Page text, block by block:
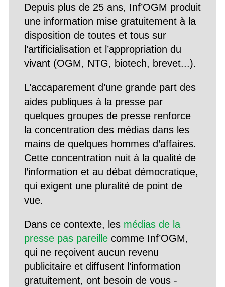
Depuis plus de 25 ans, Inf’OGM produit
une information mise gratuitement à la
disposition de toutes et tous sur
l’artificialisation et l’appropriation du
vivant (OGM, NTG, biotech, brevet...).
L’accaparement d’une grande part des
aides publiques à la presse par
quelques groupes de presse renforce
la concentration des médias dans les
mains de quelques hommes d’affaires.
Cette concentration nuit à la qualité de
l’information et au débat démocratique,
qui exigent une pluralité de point de
vue.
Dans ce contexte, les médias de la
presse pas pareillecomme Inf’OGM,
qui ne reçoivent aucun revenu
publicitaire et diffusent l’information
gratuitement, ont besoin de vous -